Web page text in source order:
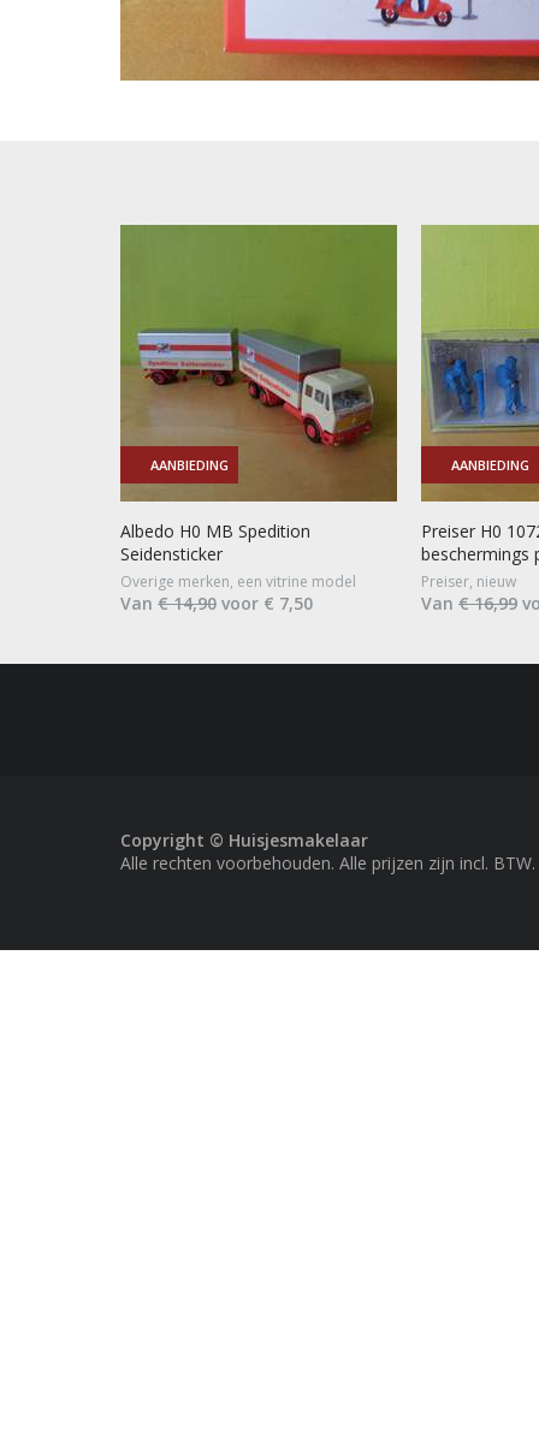
AANBIEDING
Albedo H0 MB Spedition
Seidensticker
Overige merken, een vitrine model
Van € 14,90 voor € 7,50
AANBIEDING
Preiser H0
beschermings
Preiser, nieuw
Van € 16,99
Copyright © Huisjesmakelaar
Alle rechten voorbehouden. Alle prijzen zijn incl. BTW.